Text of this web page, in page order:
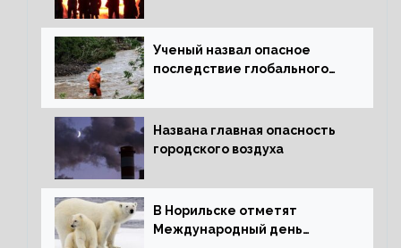
Ученый назвал опасное
последствие глобального
Названа главная опасность
городского воздуха
В Норильске отметят
Международный день